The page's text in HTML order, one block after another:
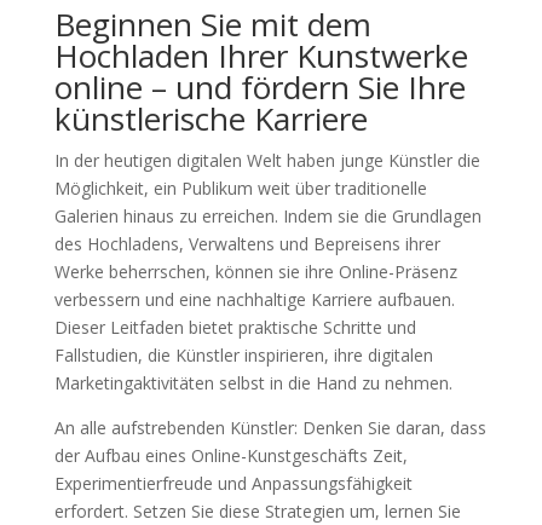
Beginnen Sie mit dem
Hochladen Ihrer Kunstwerke
online – und fördern Sie Ihre
künstlerische Karriere
In der heutigen digitalen Welt haben junge Künstler die
Möglichkeit, ein Publikum weit über traditionelle
Galerien hinaus zu erreichen. Indem sie die Grundlagen
des Hochladens, Verwaltens und Bepreisens ihrer
Werke beherrschen, können sie ihre Online-Präsenz
verbessern und eine nachhaltige Karriere aufbauen.
Dieser Leitfaden bietet praktische Schritte und
Fallstudien, die Künstler inspirieren, ihre digitalen
Marketingaktivitäten selbst in die Hand zu nehmen.
An alle aufstrebenden Künstler: Denken Sie daran, dass
der Aufbau eines Online-Kunstgeschäfts Zeit,
Experimentierfreude und Anpassungsfähigkeit
erfordert. Setzen Sie diese Strategien um, lernen Sie